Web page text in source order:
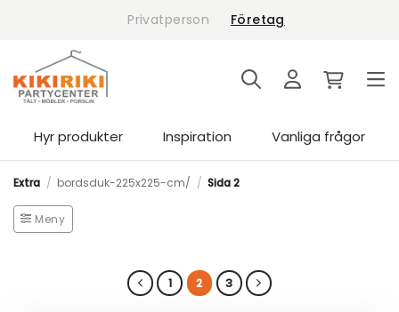
Privatperson Företag
Hyr produkter Inspiration Vanliga frågor
Extra / bordsduk-225x225-cm/ / Sida 2
Meny
1 2 3